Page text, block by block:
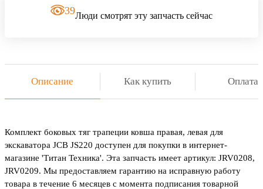
39Люди смотрят эту запчасть сейчас
Описание Как купить Оплата
Комплект боковых тяг трапеции ковша правая, левая для
экскаватора JCB JS220 доступен для покупки в интернет-
магазине 'Титан Техника'. Эта запчасть имеет артикул: JRV0208,
JRV0209. Мы предоставляем гарантию на исправную работу
товара в течение 6 месяцев с момента подписания товарной